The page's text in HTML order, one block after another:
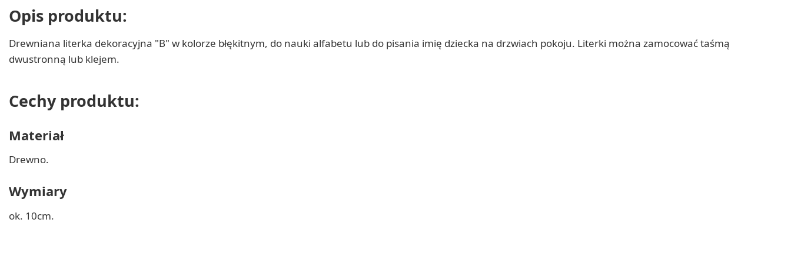
Opis produktu:
Drewniana literka dekoracyjna "B" w kolorze błękitnym, do nauki alfabetu lub do pisania imię dziecka na drzwiach pokoju. Literki można zamocować taśmą
dwustronną lub klejem.
Cechy produktu:
Materiał
Drewno.
Wymiary
ok. 10cm.